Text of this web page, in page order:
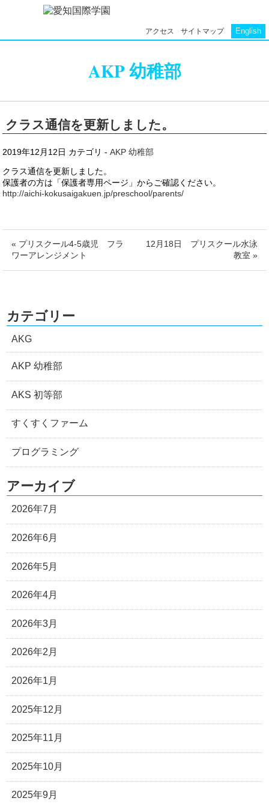
アクセス サイトマップ English
AKP 幼稚部
クラス通信を更新しました。
2019年12月12日 カテゴリ -AKP 幼稚部
クラス通信を更新しました。
保護者の方は「保護者専用ページ」からご確認ください。
http://aichi-kokusaigakuen.jp/preschool/parents/
« プリスクール4-5歳児 フラ
ワーアレンジメント
12月18日 プリスクール水泳
教室 »
カテゴリー
AKG
AKP 幼稚部
AKS 初等部
すくすくファーム
プログラミング
アーカイブ
2026年7月
2026年6月
2026年5月
2026年4月
2026年3月
2026年2月
2026年1月
2025年12月
2025年11月
2025年10月
2025年9月